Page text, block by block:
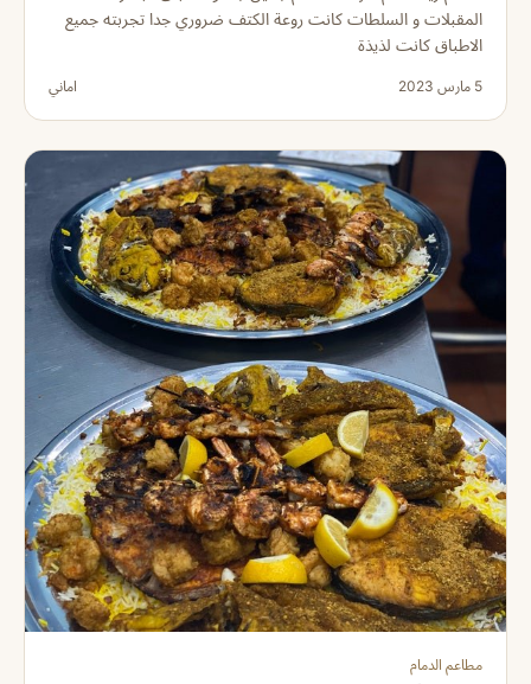
المقبلات و السلطات كانت روعة الكتف ضروري جدا تجربته جميع
الاطباق كانت لذيذة
5 مارس 2023 اماني
مطاعم الدمام